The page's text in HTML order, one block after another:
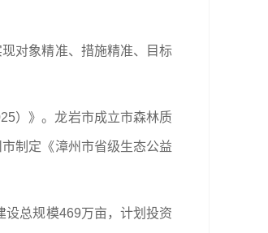
对象精准、措施精准、目标
）》。龙岩市成立市森林质
制定《漳州市省级生态公益
总规模469万亩，计划投资